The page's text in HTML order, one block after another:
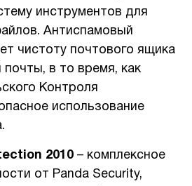
инструментов для
Антиспамовый
чистоту почтового ящика
в то время, как
Контроля
использование
2010 – комплексное
от Panda Security,